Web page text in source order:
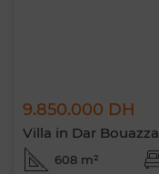
9.850.000 DH
Villa in Dar Bouazza
608 m²